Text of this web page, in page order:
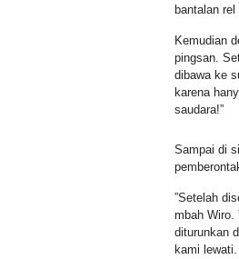
bantalan
Kemudian
pingsan.
dibawa ke
karena
saudara!”
Sampai di
”Setelah
mbah Wiro.
diturunkan
kami